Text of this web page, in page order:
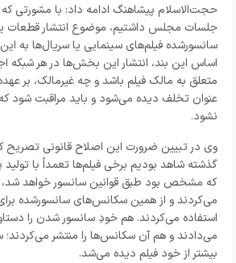
حجت‌الاسلام پیشاهنگ ادامه داد: با مشورتی که
جلسات مجلس داشتیم، موضوع انتشار
سانسورشده فیلم‌های سینمایی یا سریال‌ها به
اساس این بند، انتشار این بخش‌ها در هر شبکه
متعلق به مالک فیلم باشد و چه غیرمالک، بر
عنوان تخلف دیده می‌شود و باید مراقبت
نشود.
وی در تبیین ضرورت این اصلاح قانونی تصریح
گذشته شاهد بودیم برخی فیلم‌ها تعمداً با
که مشخص بود طبق قوانین سانسور خواهد شد،
می‌کردند و از همین سکانس‌های سانسورشده
استفاده می‌کردند. هم خودِ سانسور شدن را
می‌دادند و هم آن سکانس‌ها را منتشر می‌کردند؛
بیشتر از خود فیلم دیده می‌شد.